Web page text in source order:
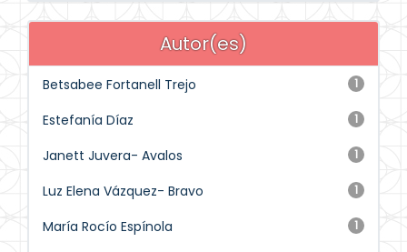
Autor(es)
1
Betsabee Fortanell Trejo
1
Estefanía Díaz
1
Janett Juvera- Avalos
1
Luz Elena Vázquez- Bravo
1
María Rocío Espínola